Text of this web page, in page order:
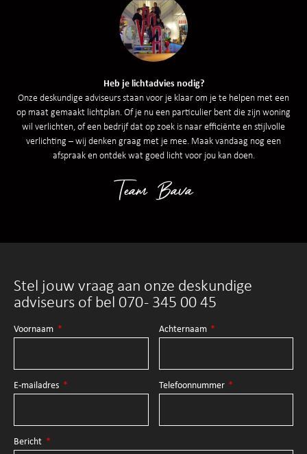
Stel jouw vraag aan onze deskundige
adviseurs of bel 070 - 345 00 45
Voornaam Achternaam
E-mailadres Telefoonnummer
Bericht
Heb je lichtadvies nodig?
Onze deskundige adviseurs staan voor je klaar om je te helpen met een
op maat gemaakt lichtplan. Of je nu een particulier bent die zijn woning
wil verlichten, of een bedrijf dat op zoek is naar efficiënte en stijlvolle
verlichting – wij denken graag met je mee. Maak vandaag nog een
afspraak en ontdek wat goed licht voor jou kan doen.
Team Bava